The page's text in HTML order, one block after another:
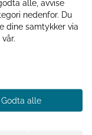
cm (6 stk i
stemning med
alle, avvise
nedenfor. Du
dine samtykker via
Godta alle